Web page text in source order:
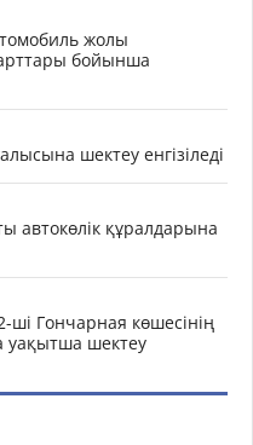
жолы
бойынша
шектеу енгізіледі
автокөлік құралдарына
Гончарная көшесінің
уақытша шектеу